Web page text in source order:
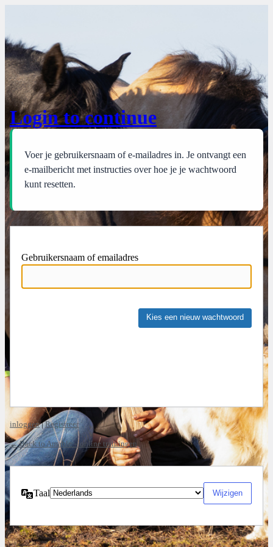
Wachtwoord kwijt
Login to continue
Voer je gebruikersnaam of e-mailadres in. Je ontvangt een
e-mailbericht met instructies over hoe je je wachtwoord
kunt resetten.
Gebruikersnaam of emailadres
inloggen|Registreer
← Back to Amable – online trainingen
Taal